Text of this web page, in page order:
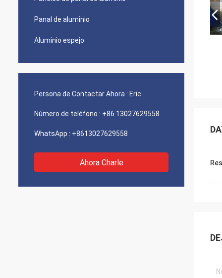
Panal de aluminio
Aluminio espejo
Persona de Contactar Ahora : Eric
Número de teléfono : +86 13027629558
WhatsApp : +8613027629558
Ahora Charle